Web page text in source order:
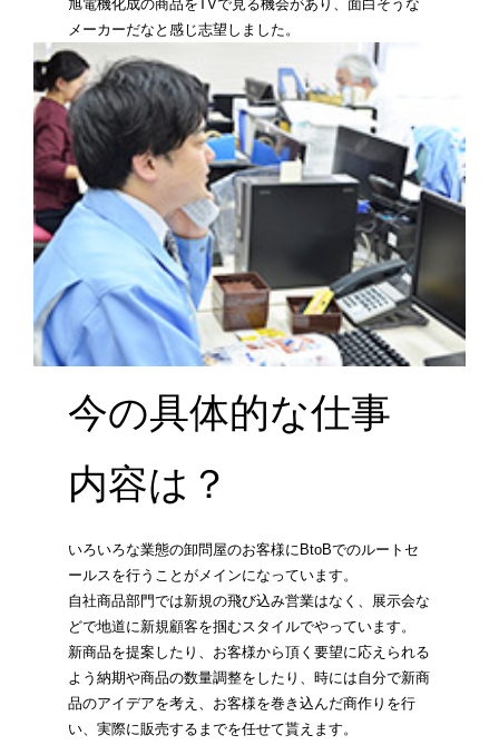
旭電機化成の商品をTVで見る機会があり、面白そうな
メーカーだなと感じ志望しました。
今の具体的な仕事
内容は？
いろいろな業態の卸問屋のお客様にBtoBでのルートセ
ールスを行うことがメインになっています。
自社商品部門では新規の飛び込み営業はなく、展示会な
どで地道に新規顧客を掴むスタイルでやっています。
新商品を提案したり、お客様から頂く要望に応えられる
よう納期や商品の数量調整をしたり、時には自分で新商
品のアイデアを考え、お客様を巻き込んだ商作りを行
い、実際に販売するまでを任せて貰えます。